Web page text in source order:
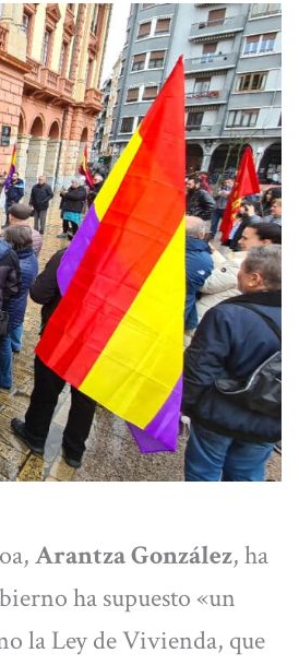
Arantza González, ha
ha supuesto «un
la Ley de Vivienda, que